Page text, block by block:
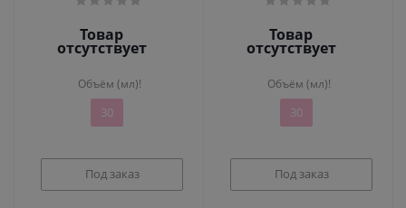
Товар
отсутствует
Объём (мл)!
30
Под заказ
Товар
отсутствует
Объём (мл)!
30
Под заказ